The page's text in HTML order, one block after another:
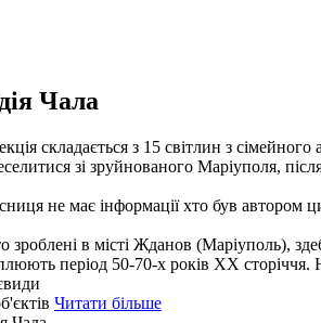
Чала
складається з 15 світлин з
зі зруйнованого Маріуполя,
не має інформації хто був автором
зроблені в місті Жданов (Маріуполь),
період 50-70-х років ХХ сторіччя.
Читати більше